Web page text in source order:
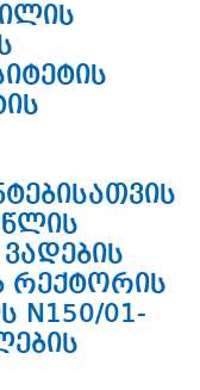
რექტორის
N150/01-